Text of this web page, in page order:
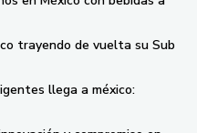
trayendo de vuelta su Sub
llega a méxico: